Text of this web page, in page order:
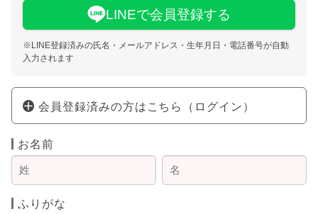
LINEで会員登録する
※LINE登録済みの氏名・メールアドレス・生年月日・電話番号が自動
入力されます
会員登録済みの方はこちら（ログイン）
お名前
ふりがな